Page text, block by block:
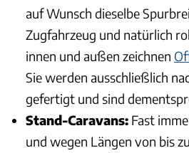
auf Wunsch dieselbe
Zugfahrzeug und natürlich
innen und außen zeichnen
Sie werden ausschließlich
gefertigt und sind
Stand-Caravans: Fast
und wegen Längen von bis